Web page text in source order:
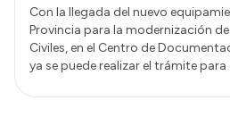
Con la llegada del nuevo
Provincia para la modernización
Civiles, en el Centro de
ya se puede realizar el trámite